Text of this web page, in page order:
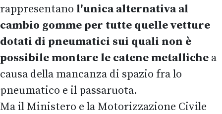
rappresentano l'unica alternativa al
cambio gomme per tutte quelle vetture
dotati di pneumatici sui quali non è
possibile montare le catene metalliche a
causa della mancanza di spazio fra lo
pneumatico e il passaruota.
Ma il Ministero e la Motorizzazione Civile